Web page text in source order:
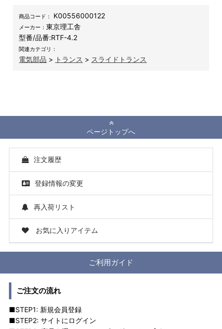
商品コード： K00556000122
メーカー： 東京理工舎
型番/品番:RTF-4.2
関連カテゴリ：
電気部品 > トランス > スライドトランス
ページトップへ
注文履歴
登録情報の変更
再入荷リスト
お気に入りアイテム
ご利用ガイド
ご注文の流れ
■STEP1: 新規会員登録
■STEP2: サイトにログイン